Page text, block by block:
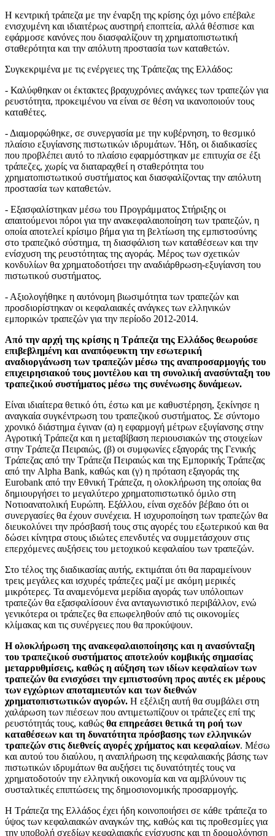
Η κεντρική τράπεζα με την έναρξη της κρίσης όχι μόνο επέβαλε
ενισχυμένη και ιδιαιτέρως αυστηρή εποπτεία, αλλά θέσπισε και
εφάρμοσε κανόνες που διασφαλίζουν τη χρηματοπιστωτική
σταθερότητα και την απόλυτη προστασία των καταθετών.
Συγκεκριμένα με τις ενέργειες της Τράπεζας της Ελλάδος:
- Καλύφθηκαν οι έκτακτες βραχυχρόνιες ανάγκες των τραπεζών για
ρευστότητα, προκειμένου να είναι σε θέση να ικανοποιούν τους
καταθέτες.
- Διαμορφώθηκε, σε συνεργασία με την κυβέρνηση, το θεσμικό
πλαίσιο εξυγίανσης πιστωτικών ιδρυμάτων. Ήδη, οι διαδικασίες
που προβλέπει αυτό το πλαίσιο εφαρμόστηκαν με επιτυχία σε έξι
τράπεζες, χωρίς να διαταραχθεί η σταθερότητα του
χρηματοπιστωτικού συστήματος και διασφαλίζοντας την απόλυτη
προστασία των καταθετών.
- Εξασφαλίστηκαν μέσω του Προγράμματος Στήριξης οι
απαιτούμενοι πόροι για την ανακεφαλαιοποίηση των τραπεζών, η
οποία αποτελεί κρίσιμο βήμα για τη βελτίωση της εμπιστοσύνης
στο τραπεζικό σύστημα, τη διασφάλιση των καταθέσεων και την
ενίσχυση της ρευστότητας της αγοράς. Μέρος των σχετικών
κονδυλίων θα χρηματοδοτήσει την αναδιάρθρωση-εξυγίανση του
πιστωτικού συστήματος.
- Αξιολογήθηκε η αυτόνομη βιωσιμότητα των τραπεζών και
προσδιορίστηκαν οι κεφαλαιακές ανάγκες των ελληνικών
εμπορικών τραπεζών για την περίοδο 2012-2014.
Από την αρχή της κρίσης η Τράπεζα της Ελλάδος θεωρούσε
επιβεβλημένη και αναπόφευκτη την εσωτερική
αναδιοργάνωση των τραπεζών μέσω της αναπροσαρμογής του
επιχειρησιακού τους μοντέλου και τη συνολική ανασύνταξη του
τραπεζικού συστήματος μέσω της συνένωσης δυνάμεων.
Είναι ιδιαίτερα θετικό ότι, έστω και με καθυστέρηση, ξεκίνησε η
αναγκαία συγκέντρωση του τραπεζικού συστήματος. Σε σύντομο
χρονικό διάστημα έγιναν (α) η εφαρμογή μέτρων εξυγίανσης στην
Αγροτική Τράπεζα και η μεταβίβαση περιουσιακών της στοιχείων
στην Τράπεζα Πειραιώς, (β) οι συμφωνίες εξαγοράς της Γενικής
Τράπεζας από την Τράπεζα Πειραιώς και της Εμπορικής Τράπεζας
από την Alpha Bank, καθώς και (γ) η πρόταση εξαγοράς της
Eurobank από την Εθνική Τράπεζα, η ολοκλήρωση της οποίας θα
δημιουργήσει το μεγαλύτερο χρηματοπιστωτικό όμιλο στη
Νοτιοανατολική Ευρώπη. Εξάλλου, είναι σχεδόν βέβαιο ότι οι
συνεργασίες θα έχουν συνέχεια. Η ισχυροποίηση των τραπεζών θα
διευκολύνει την πρόσβασή τους στις αγορές του εξωτερικού και θα
δώσει κίνητρα στους ιδιώτες επενδυτές να συμμετάσχουν στις
επερχόμενες αυξήσεις του μετοχικού κεφαλαίου των τραπεζών.
Στο τέλος της διαδικασίας αυτής, εκτιμάται ότι θα παραμείνουν
τρεις μεγάλες και ισχυρές τράπεζες μαζί με ακόμη μερικές
μικρότερες. Τα αναμενόμενα μερίδια αγοράς των υπόλοιπων
τραπεζών θα εξασφαλίσουν ένα ανταγωνιστικό περιβάλλον, ενώ
γενικότερα οι τράπεζες θα επωφεληθούν από τις οικονομίες
κλίμακας και τις συνέργειες που θα προκύψουν.
Η ολοκλήρωση της ανακεφαλαιοποίησης και η ανασύνταξη
του τραπεζικού συστήματος αποτελούν κομβικής σημασίας
μεταρρυθμίσεις, καθώς η αύξηση των ιδίων κεφαλαίων των
τραπεζών θα ενισχύσει την εμπιστοσύνη προς αυτές εκ μέρους
των εγχώριων αποταμιευτών και των διεθνών
χρηματοπιστωτικών αγορών. Η εξέλιξη αυτή θα συμβάλει στη
χαλάρωση των πιέσεων που αντιμετωπίζουν οι τράπεζες επί της
ρευστότητάς τους, καθώς θα επηρεάσει θετικά τη ροή των
καταθέσεων και τη δυνατότητα πρόσβασης των ελληνικών
τραπεζών στις διεθνείς αγορές χρήματος και κεφαλαίων. Μέσω
και αυτού του διαύλου, η αναπλήρωση της κεφαλαιακής βάσης των
πιστωτικών ιδρυμάτων θα αυξήσει τις δυνατότητές τους να
χρηματοδοτούν την ελληνική οικονομία και να αμβλύνουν τις
συσταλτικές επιπτώσεις της δημοσιονομικής προσαρμογής.
H Τράπεζα της Ελλάδος έχει ήδη κοινοποιήσει σε κάθε τράπεζα το
ύψος των κεφαλαιακών αναγκών της, καθώς και τις προθεσμίες για
την υποβολή σχεδίων κεφαλαιακής ενίσχυσης και τη δρομολόγηση